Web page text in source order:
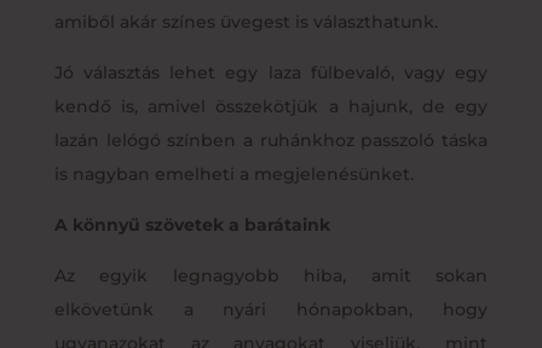
amiből akár színes üvegest is választhatunk.
Jó választás lehet egy laza fülbevaló, vagy egy
kendő is, amivel összekötjük a hajunk, de egy
lazán lelógó színben a ruhánkhoz passzoló táska
is nagyban emelheti a megjelenésünket.
A könnyű szövetek a barátaink
Az egyik legnagyobb hiba, amit sokan
elkövetünk a nyári hónapokban, hogy
ugyanazokat az anyagokat viseljük, mint